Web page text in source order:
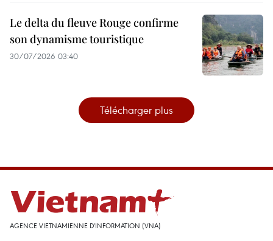
Le delta du fleuve Rouge confirme
son dynamisme touristique
30/07/2026 03:40
Télécharger plus
AGENCE VIETNAMIENNE D'INFORMATION (VNA)